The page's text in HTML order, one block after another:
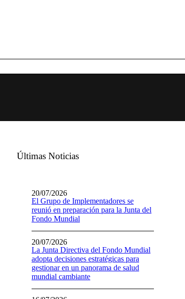
Últimas Noticias
El Grupo de Implementadores se
reunió en preparación para la Junta del
Fondo Mundial
20/07/2026
La Junta Directiva del Fondo Mundial
adopta decisiones estratégicas para
gestionar en un panorama de salud
mundial cambiante
20/07/2026